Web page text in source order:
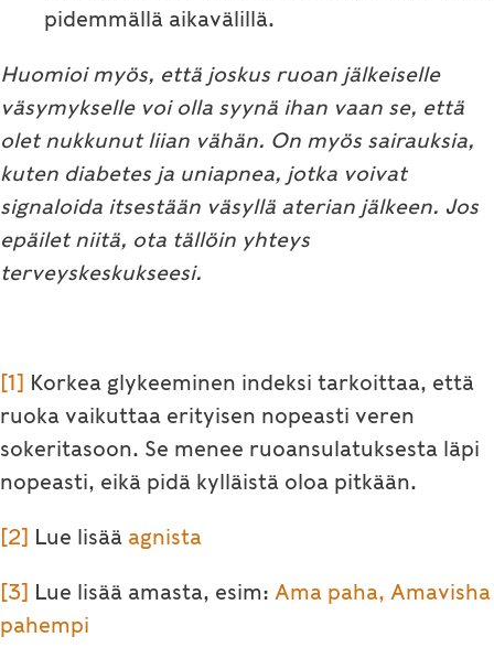
pidemmällä aikavälillä.
Huomioi myös, että joskus ruoan jälkeiselle
väsymykselle voi olla syynä ihan vaan se, että
olet nukkunut liian vähän. On myös sairauksia,
kuten diabetes ja uniapnea, jotka voivat
signaloida itsestään väsyllä aterian jälkeen. Jos
epäilet niitä, ota tällöin yhteys
terveyskeskukseesi.
[1] Korkea glykeeminen indeksi tarkoittaa, että
ruoka vaikuttaa erityisen nopeasti veren
sokeritasoon. Se menee ruoansulatuksesta läpi
nopeasti, eikä pidä kylläistä oloa pitkään.
[2] Lue lisää agnista
[3] Lue lisää amasta, esim: Ama paha, Amavisha
pahempi